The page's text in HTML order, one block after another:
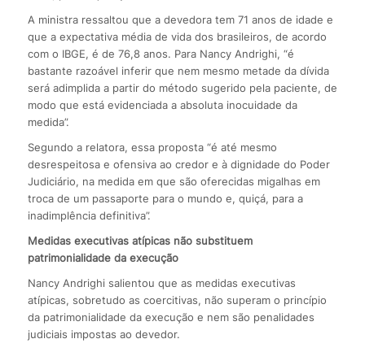
A ministra ressaltou que a devedora tem 71 anos de idade e
que a expectativa média de vida dos brasileiros, de acordo
com o IBGE, é de 76,8 anos. Para Nancy Andrighi, “é
bastante razoável inferir que nem mesmo metade da dívida
será adimplida a partir do método sugerido pela paciente, de
modo que está evidenciada a absoluta inocuidade da
medida”.
Segundo a relatora, essa proposta “é até mesmo
desrespeitosa e ofensiva ao credor e à dignidade do Poder
Judiciário, na medida em que são oferecidas migalhas em
troca de um passaporte para o mundo e, quiçá, para a
inadimplência definitiva”.
Medidas executivas atípicas não substituem
patrimonialidade da execução
Nancy Andrighi salientou que as medidas executivas
atípicas, sobretudo as coercitivas, não superam o princípio
da patrimonialidade da execução e nem são penalidades
judiciais impostas ao devedor.